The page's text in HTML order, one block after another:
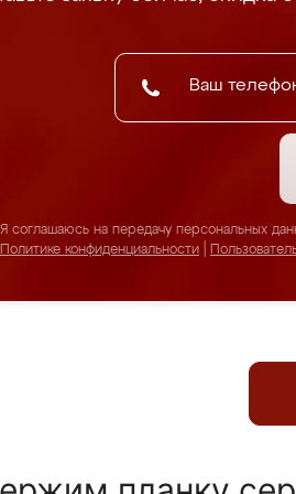
Я соглашаюсь на передачу персональных
Политике конфиденциальности